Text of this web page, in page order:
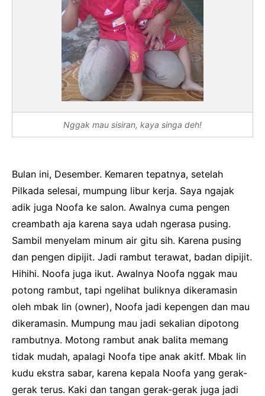
Nggak mau sisiran, kaya singa deh!
Bulan ini, Desember. Kemaren tepatnya, setelah
Pilkada selesai, mumpung libur kerja. Saya ngajak
adik juga Noofa ke salon. Awalnya cuma pengen
creambath aja karena saya udah ngerasa pusing.
Sambil menyelam minum air gitu sih. Karena pusing
dan pengen dipijit. Jadi rambut terawat, badan dipijit.
Hihihi. Noofa juga ikut. Awalnya Noofa nggak mau
potong rambut, tapi ngelihat buliknya dikeramasin
oleh mbak Iin (owner), Noofa jadi kepengen dan mau
dikeramasin. Mumpung mau jadi sekalian dipotong
rambutnya. Motong rambut anak balita memang
tidak mudah, apalagi Noofa tipe anak akitf. Mbak Iin
kudu ekstra sabar, karena kepala Noofa yang gerak-
gerak terus. Kaki dan tangan gerak-gerak juga jadi